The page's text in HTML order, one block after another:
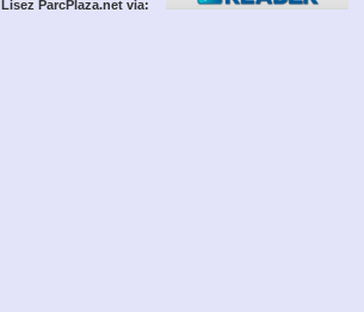
Lisez ParcPlaza.net via: